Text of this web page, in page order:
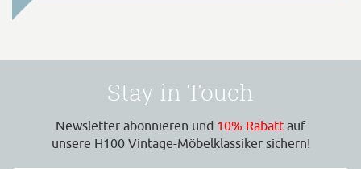
Stay in Touch
Newsletter abonnieren und 10% Rabatt auf
unsere H100 Vintage-Möbelklassiker sichern!